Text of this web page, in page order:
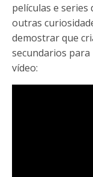
películas e series
outras
demostrar que
secundarios
vídeo: